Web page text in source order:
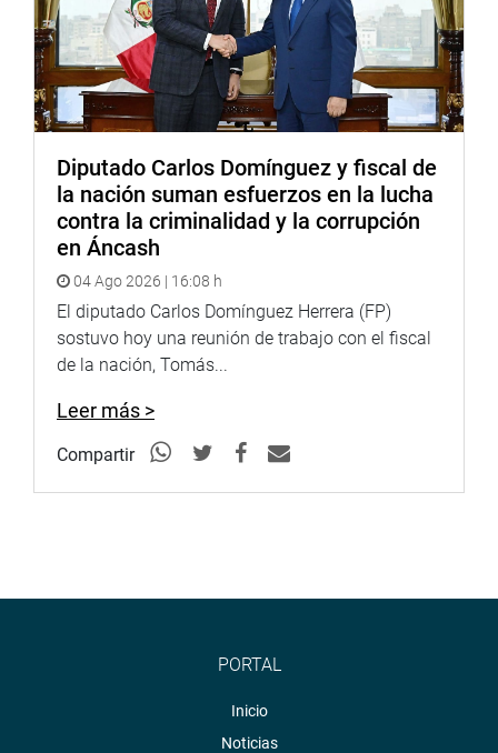
Diputado Carlos Domínguez y fiscal de
la nación suman esfuerzos en la lucha
contra la criminalidad y la corrupción
en Áncash
04 Ago 2026 | 16:08 h
El diputado Carlos Domínguez Herrera (FP)
sostuvo hoy una reunión de trabajo con el fiscal
de la nación, Tomás...
Leer más >
Compartir
PORTAL
Inicio
Noticias